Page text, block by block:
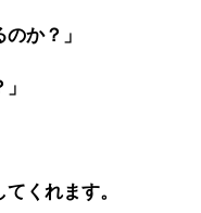
か？」
くれます。